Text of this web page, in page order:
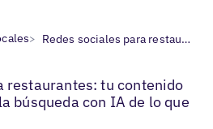
> Redes sociales para restaurantes
restaurantes: tu contenido
búsqueda con IA de lo que